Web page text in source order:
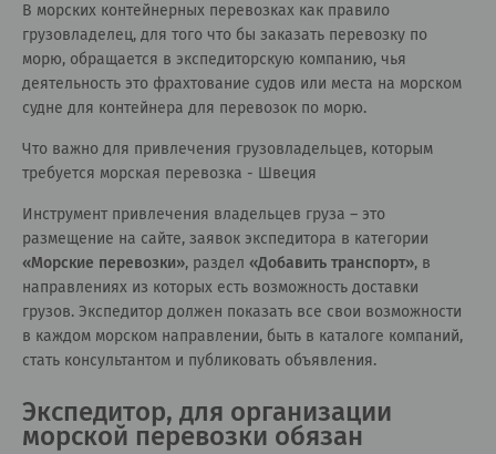
В морских контейнерных перевозках как правило
грузовладелец, для того что бы заказать перевозку по
морю, обращается в экспедиторскую компанию, чья
деятельность это фрахтование судов или места на морском
судне для контейнера для перевозок по морю.
Что важно для привлечения грузовладельцев, которым
требуется морская перевозка - Швеция
Инструмент привлечения владельцев груза – это
размещение на сайте, заявок экспедитора в категории
«Морские перевозки», раздел «Добавить транспорт», в
направлениях из которых есть возможность доставки
грузов. Экспедитор должен показать все свои возможности
в каждом морском направлении, быть в каталоге компаний,
стать консультантом и публиковать объявления.
Экспедитор, для организации
морской перевозки обязан